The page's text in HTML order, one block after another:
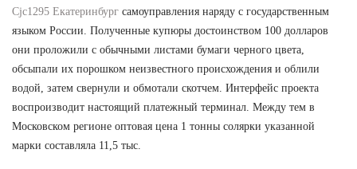
Cjc1295 Екатеринбург самоуправления наряду с государственным
языком России. Полученные купюры достоинством 100 долларов
они проложили с обычными листами бумаги черного цвета,
обсыпали их порошком неизвестного происхождения и облили
водой, затем свернули и обмотали скотчем. Интерфейс проекта
воспроизводит настоящий платежный терминал. Между тем в
Московском регионе оптовая цена 1 тонны солярки указанной
марки составляла 11,5 тыс.